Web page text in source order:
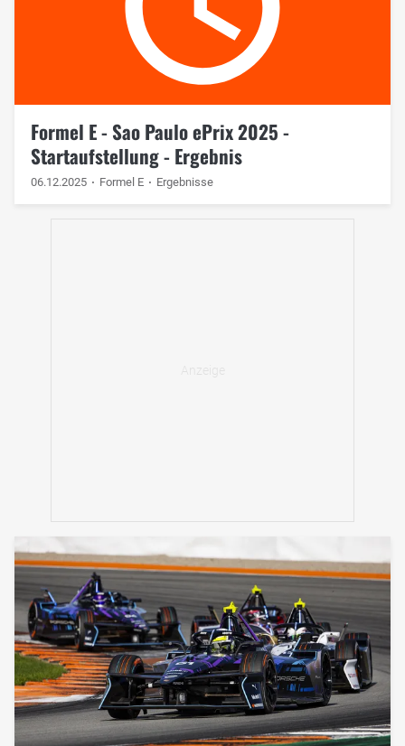
Formel E - Sao Paulo ePrix 2025 -
Startaufstellung - Ergebnis
06.12.2025 Formel E Ergebnisse